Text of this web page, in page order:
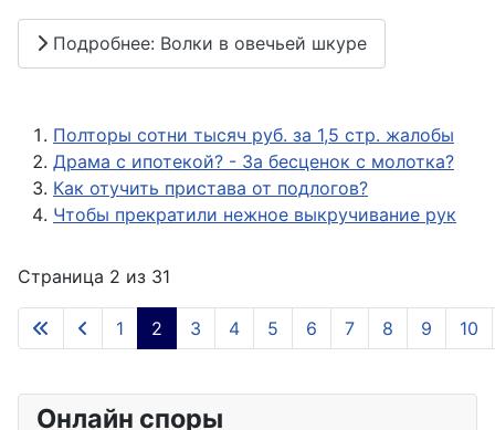
Подробнее: Волки в овечьей шкуре
Полторы сотни тысяч руб. за 1,5 стр. жалобы
Драма с ипотекой? - За бесценок с молотка?
Как отучить пристава от подлогов?
Чтобы прекратили нежное выкручивание рук
Страница 2 из 31
1 2 3 4 5 6 7 8 9 10
Онлайн споры